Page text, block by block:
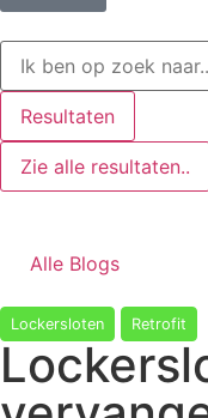
Resultaten
Zie alle resultaten..
Alle Blogs
Lockersloten Retrofit